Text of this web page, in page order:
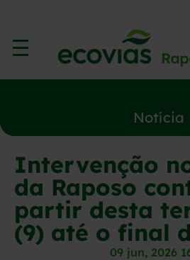
Notícia
Intervenção
da Raposo
partir desta
(9) até o final
09 jun, 2026